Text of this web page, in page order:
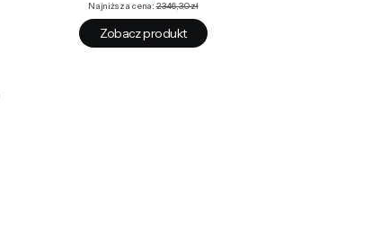
Najniższa cena: 2 346,30 zł
Zobacz produkt